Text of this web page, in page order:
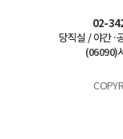
02-
당직실 / 야간·
(06090)